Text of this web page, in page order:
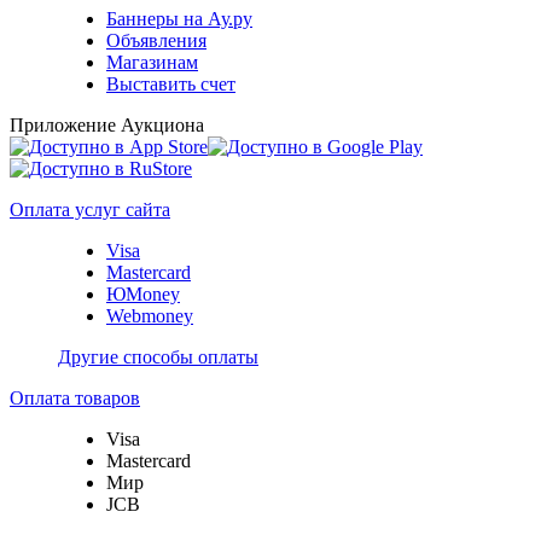
Баннеры на Ау.ру
Объявления
Магазинам
Выставить счет
Приложение Аукциона
Оплата услуг сайта
Visa
Mastercard
ЮMoney
Webmoney
Другие способы оплаты
Оплата товаров
Visa
Mastercard
Мир
JCB